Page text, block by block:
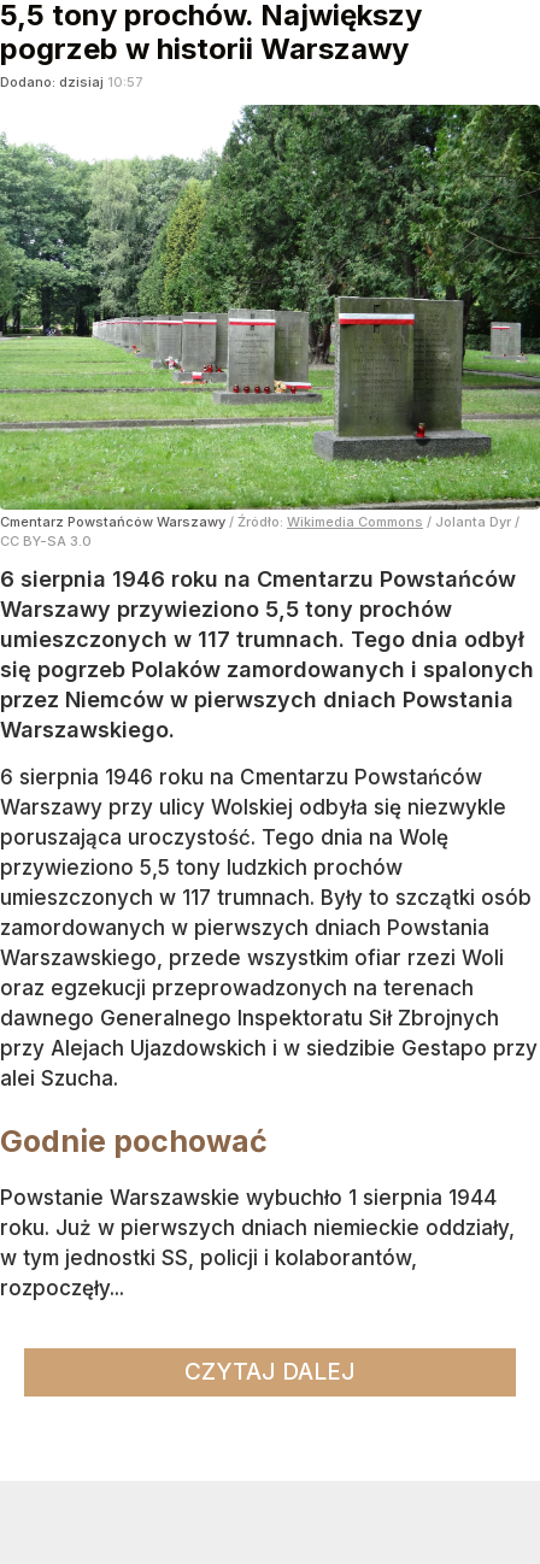
5,5 tony prochów. Największy
pogrzeb w historii Warszawy
Dodano: dzisiaj 10:57
Cmentarz Powstańców Warszawy / Źródło: Wikimedia Commons / Jolanta Dyr /
CC BY-SA 3.0
6 sierpnia 1946 roku na Cmentarzu Powstańców
Warszawy przywieziono 5,5 tony prochów
umieszczonych w 117 trumnach. Tego dnia odbył
się pogrzeb Polaków zamordowanych i spalonych
przez Niemców w pierwszych dniach Powstania
Warszawskiego.
6 sierpnia 1946 roku na Cmentarzu Powstańców
Warszawy przy ulicy Wolskiej odbyła się niezwykle
poruszająca uroczystość. Tego dnia na Wolę
przywieziono 5,5 tony ludzkich prochów
umieszczonych w 117 trumnach. Były to szczątki osób
zamordowanych w pierwszych dniach Powstania
Warszawskiego, przede wszystkim ofiar rzezi Woli
oraz egzekucji przeprowadzonych na terenach
dawnego Generalnego Inspektoratu Sił Zbrojnych
przy Alejach Ujazdowskich i w siedzibie Gestapo przy
alei Szucha.
Godnie pochować
Powstanie Warszawskie wybuchło 1 sierpnia 1944
roku. Już w pierwszych dniach niemieckie oddziały,
w tym jednostki SS, policji i kolaborantów,
rozpoczęły...
CZYTAJ DALEJ